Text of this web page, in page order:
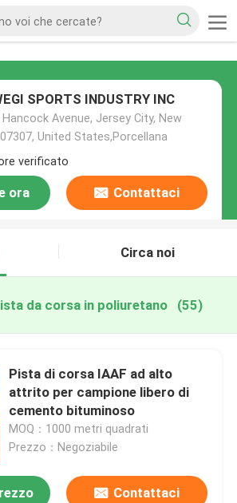
SPORTS INDUSTRY INC
Hancock Avenue, Jersey City, New
United States,Porcellana
verificato
ora Contattaci
Circa noi
da corsa in poliuretano (55)
Pista di corsa IAAF ad alto
attrito per campione libero di
cemento bituminoso
MOQ：1000 metri quadrati
Prezzo：Negoziabile
Contattaci